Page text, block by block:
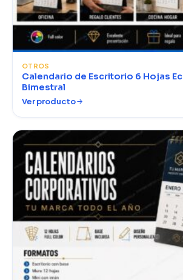
OTROS
Calendario de Escritorio 6 Hojas
Bimestral
Ver producto